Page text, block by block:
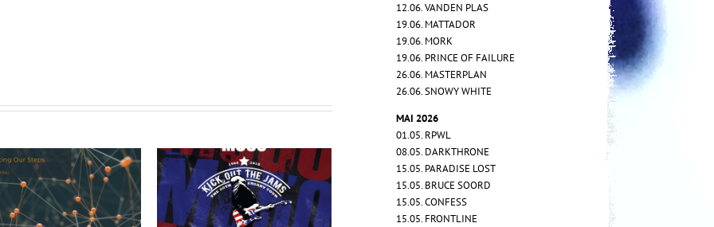
12.06. VANDEN PLAS
19.06. MATTADOR
19.06. MORK
19.06. PRINCE OF FAILURE
26.06. MASTERPLAN
26.06. SNOWY WHITE
MAI 2026
01.05. RPWL
08.05. DARKTHRONE
15.05. PARADISE LOST
15.05. BRUCE SOORD
15.05. CONFESS
15.05. FRONTLINE